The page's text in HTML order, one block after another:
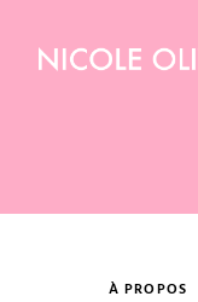
À PROPOS